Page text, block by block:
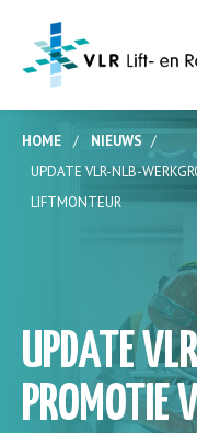
HOME / NIEUWS /
UPDATE VLR-NLB-
LIFTMONTEUR
UPDATE
PROMOTIE